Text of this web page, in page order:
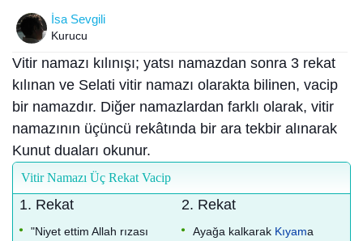
İsa Sevgili
Kurucu
Vitir namazı kılınışı; yatsı namazdan sonra 3 rekat
kılınan ve Selati vitir namazı olarakta bilinen, vacip
bir namazdır. Diğer namazlardan farklı olarak, vitir
namazının üçüncü rekâtında bir ara tekbir alınarak
Kunut duaları okunur.
Vitir Namazı Üç Rekat Vacip
1. Rekat
"Niyet ettim Allah rızası
2. Rekat
Ayağa kalkarak Kıyama